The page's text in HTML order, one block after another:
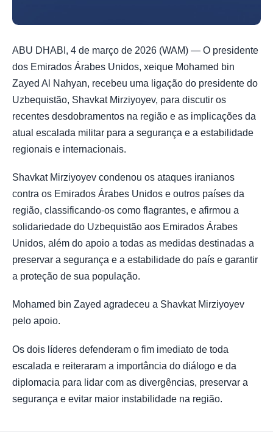
ABU DHABI, 4 de março de 2026 (WAM) — O presidente
dos Emirados Árabes Unidos, xeique Mohamed bin
Zayed Al Nahyan, recebeu uma ligação do presidente do
Uzbequistão, Shavkat Mirziyoyev, para discutir os
recentes desdobramentos na região e as implicações da
atual escalada militar para a segurança e a estabilidade
regionais e internacionais.
Shavkat Mirziyoyev condenou os ataques iranianos
contra os Emirados Árabes Unidos e outros países da
região, classificando-os como flagrantes, e afirmou a
solidariedade do Uzbequistão aos Emirados Árabes
Unidos, além do apoio a todas as medidas destinadas a
preservar a segurança e a estabilidade do país e garantir
a proteção de sua população.
Mohamed bin Zayed agradeceu a Shavkat Mirziyoyev
pelo apoio.
Os dois líderes defenderam o fim imediato de toda
escalada e reiteraram a importância do diálogo e da
diplomacia para lidar com as divergências, preservar a
segurança e evitar maior instabilidade na região.